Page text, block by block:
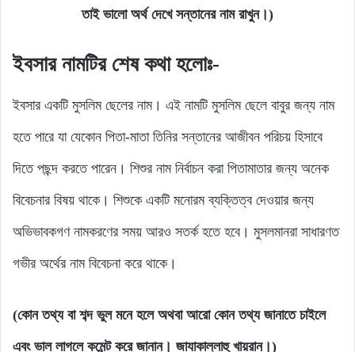
তাই ভালো অর্থ দেখে সন্তানের নাম রাখুন।)
ইবসার নামটির শেষ কথা হলোঃ-
ইবসার একটি মুসলিম ছেলের নাম। এই নামটি মুসলিম ছেলে বাবুর জন্য নাম
হতে পারে যা যেকোন পিতা-মাতা তিনির সন্তানের আজীবন পরিচয় হিসাবে
দিতে পছন্দ করতে পারেন। শিশুর নাম নির্বাচন করা পিতামাতার জন্য অনেক
বিবেচনার বিষয় থাকে। শিশুকে একটি মনোরম ব্যক্তিত্ব দেওয়ার জন্য
অভিভাবকগণ নামকরণের সময় আরও সতর্ক হতে হবে। মুসলমানরা সাধারণত
গভীর অর্থের নাম বিবেচনা করে থাকে।
(কোন তথ্য বা শব্দ ভুল মনে হলে অথবা আরো কোন তথ্য জানাতে চাইলে
এবং ভাল লাগলে কমেন্ট করে জানান। জাযাকাল্লাহু খায়রান।)